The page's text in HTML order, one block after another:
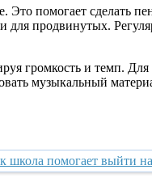
Это помогает сделать
продвинутых.
громкость и темп. Для
музыкальный